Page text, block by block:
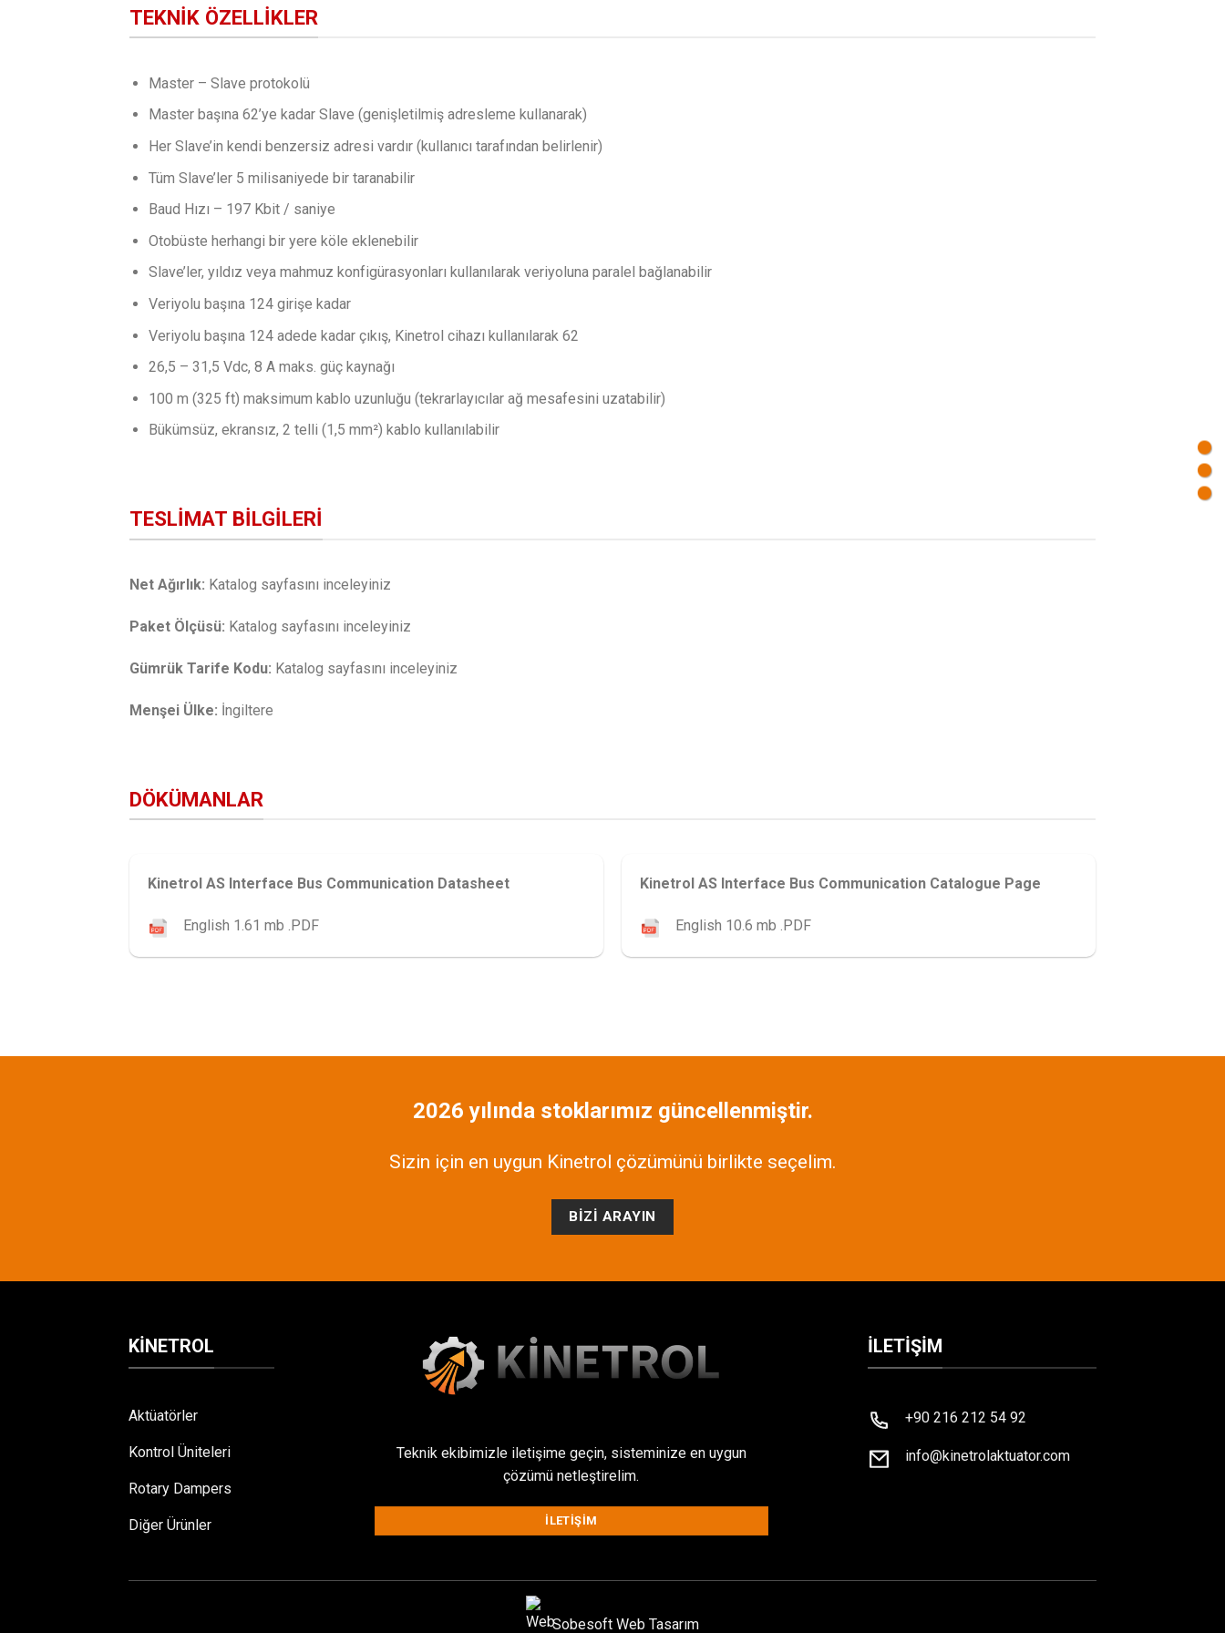
TEKNIK ÖZELLIKLER
Master – Slave protokolü
Master başına 62’ye kadar Slave (genişletilmiş adresleme kullanarak)
Her Slave’in kendi benzersiz adresi vardır (kullanıcı tarafından belirlenir)
Tüm Slave’ler 5 milisaniyede bir taranabilir
Baud Hızı – 197 Kbit / saniye
Otobüste herhangi bir yere köle eklenebilir
Slave’ler, yıldız veya mahmuz konfigürasyonları kullanılarak veriyoluna paralel bağlanabilir
Veriyolu başına 124 girişe kadar
Veriyolu başına 124 adede kadar çıkış, Kinetrol cihazı kullanılarak 62
26,5 – 31,5 Vdc, 8 A maks. güç kaynağı
100 m (325 ft) maksimum kablo uzunluğu (tekrarlayıcılar ağ mesafesini uzatabilir)
Bükümsüz, ekransız, 2 telli (1,5 mm²) kablo kullanılabilir
TESLIMAT BILGILERI
Net Ağırlık: Katalog sayfasını inceleyiniz
Paket Ölçüsü: Katalog sayfasını inceleyiniz
Gümrük Tarife Kodu: Katalog sayfasını inceleyiniz
Menşei Ülke: İngiltere
DÖKÜMANLAR
Kinetrol AS Interface Bus Communication Datasheet
English 1.61 mb .PDF
Kinetrol AS Interface Bus Communication Catalogue Page
English 10.6 mb .PDF
2026 yılında stoklarımız güncellenmiştir.
Sizin için en uygun Kinetrol çözümünü birlikte seçelim.
BIZI ARAYIN
KINETROL
Aktüatörler
Kontrol Üniteleri
Rotary Dampers
Diğer Ürünler
Teknik ekibimizle iletişime geçin, sisteminize en uygun
çözümü netleştirelim.
İLETIŞIM
İLETIŞIM
+90 216 212 54 92
info@kinetrolaktuator.com
Sobesoft Web Tasarım